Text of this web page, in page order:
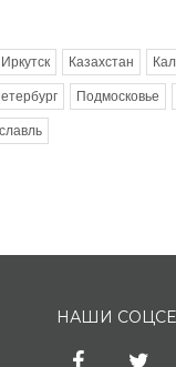
Иркутск Казахстан
Подмосковье
НАШИ